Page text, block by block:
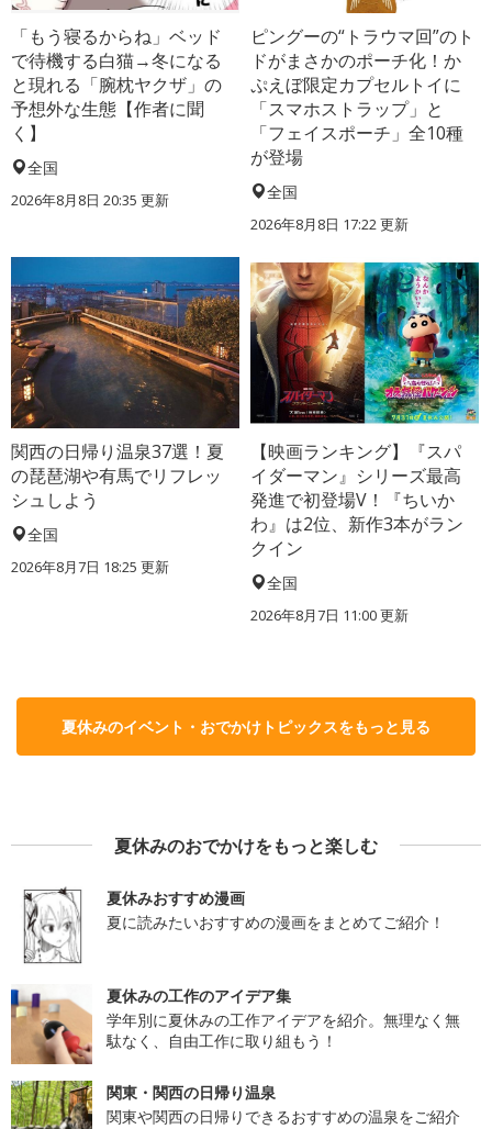
「もう寝るからね」ベッド
で待機する白猫→冬になる
と現れる「腕枕ヤクザ」の
予想外な生態【作者に聞
く】
全国
2026年8月8日 20:35 更新
ピングーの“トラウマ回”のト
ドがまさかのポーチ化！か
ぷえぼ限定カプセルトイに
「スマホストラップ」と
「フェイスポーチ」全10種
が登場
全国
2026年8月8日 17:22更新
関西の日帰り温泉37選！夏
の琵琶湖や有馬でリフレッ
シュしよう
全国
2026年8月7日 18:25 更新
【映画ランキング】『スパ
イダーマン』シリーズ最高
発進で初登場V！『ちいか
わ』は2位、新作3本がラン
クイン
全国
2026年8月7日 11:00更新
夏休みのイベント・おでかけトピックスをもっと見る
夏休みのおでかけをもっと楽しむ
夏休みおすすめ漫画
夏に読みたいおすすめの漫画をまとめてご紹介！
夏休みの工作のアイデア集
学年別に夏休みの工作アイデアを紹介。無理なく無
駄なく、自由工作に取り組もう！
関東・関西の日帰り温泉
関東や関西の日帰りできるおすすめの温泉をご紹介